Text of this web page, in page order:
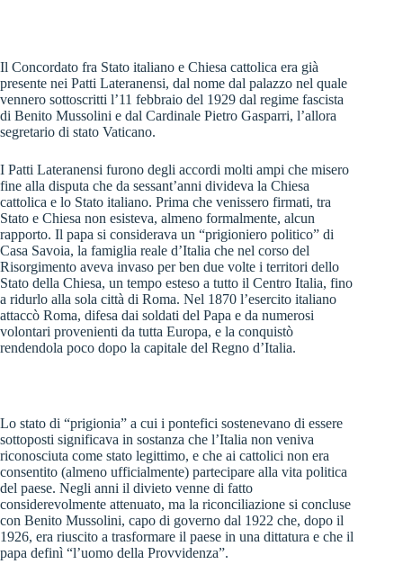
Il Concordato fra Stato italiano e Chiesa cattolica era già
presente nei Patti Lateranensi, dal nome dal palazzo nel quale
vennero sottoscritti l’11 febbraio del 1929 dal regime fascista
di Benito Mussolini e dal Cardinale Pietro Gasparri, l’allora
segretario di stato Vaticano.
I Patti Lateranensi furono degli accordi molti ampi che misero
fine alla disputa che da sessant’anni divideva la Chiesa
cattolica e lo Stato italiano. Prima che venissero firmati, tra
Stato e Chiesa non esisteva, almeno formalmente, alcun
rapporto. Il papa si considerava un “prigioniero politico” di
Casa Savoia, la famiglia reale d’Italia che nel corso del
Risorgimento aveva invaso per ben due volte i territori dello
Stato della Chiesa, un tempo esteso a tutto il Centro Italia, fino
a ridurlo alla sola città di Roma. Nel 1870 l’esercito italiano
attaccò Roma, difesa dai soldati del Papa e da numerosi
volontari provenienti da tutta Europa, e la conquistò
rendendola poco dopo la capitale del Regno d’Italia.
Lo stato di “prigionia” a cui i pontefici sostenevano di essere
sottoposti significava in sostanza che l’Italia non veniva
riconosciuta come stato legittimo, e che ai cattolici non era
consentito (almeno ufficialmente) partecipare alla vita politica
del paese. Negli anni il divieto venne di fatto
considerevolmente attenuato, ma la riconciliazione si concluse
con Benito Mussolini, capo di governo dal 1922 che, dopo il
1926, era riuscito a trasformare il paese in una dittatura e che il
papa definì “l’uomo della Provvidenza”.